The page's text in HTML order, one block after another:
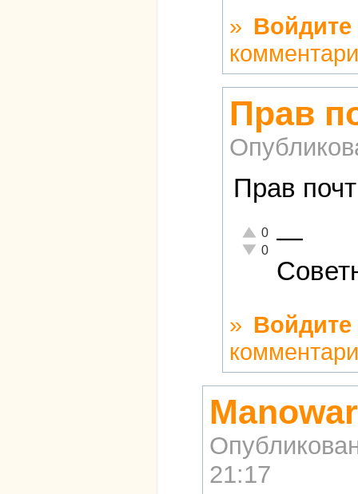
» Войдите
Прав
Прав
Отлично!
0
Неадекватно!
0 —
» Войдите
21:17